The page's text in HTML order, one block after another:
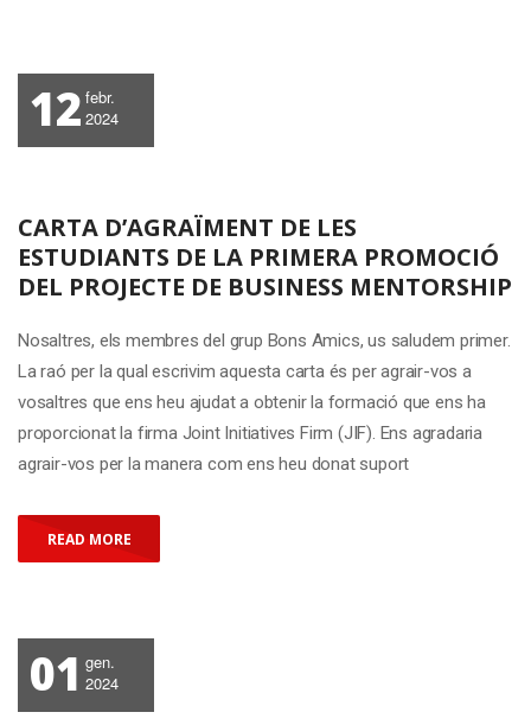
12 febr.
2024
CARTA D’AGRAÏMENT DE LES
ESTUDIANTS DE LA PRIMERA PROMOCIÓ
DEL PROJECTE DE BUSINESS MENTORSHIP
Nosaltres, els membres del grup Bons Amics, us saludem primer.
La raó per la qual escrivim aquesta carta és per agrair-vos a
vosaltres que ens heu ajudat a obtenir la formació que ens ha
proporcionat la firma Joint Initiatives Firm (JIF). Ens agradaria
agrair-vos per la manera com ens heu donat suport
READ MORE
01 gen.
2024